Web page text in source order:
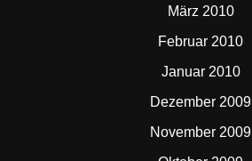
März 2010
Februar 2010
Januar 2010
Dezember 2009
November 2009